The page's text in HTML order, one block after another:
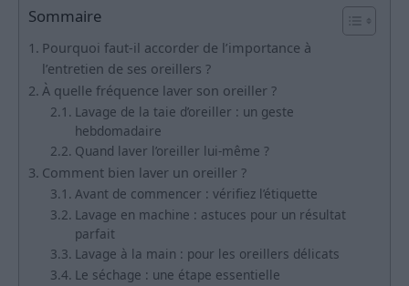
Sommaire
Pourquoi faut-il accorder de l’importance à
l’entretien de ses oreillers ?
À quelle fréquence laver son oreiller ?
Lavage de la taie d’oreiller : un geste
hebdomadaire
Quand laver l’oreiller lui-même ?
Comment bien laver un oreiller ?
Avant de commencer : vérifiez l’étiquette
Lavage en machine : astuces pour un résultat
parfait
Lavage à la main : pour les oreillers délicats
Le séchage : une étape essentielle